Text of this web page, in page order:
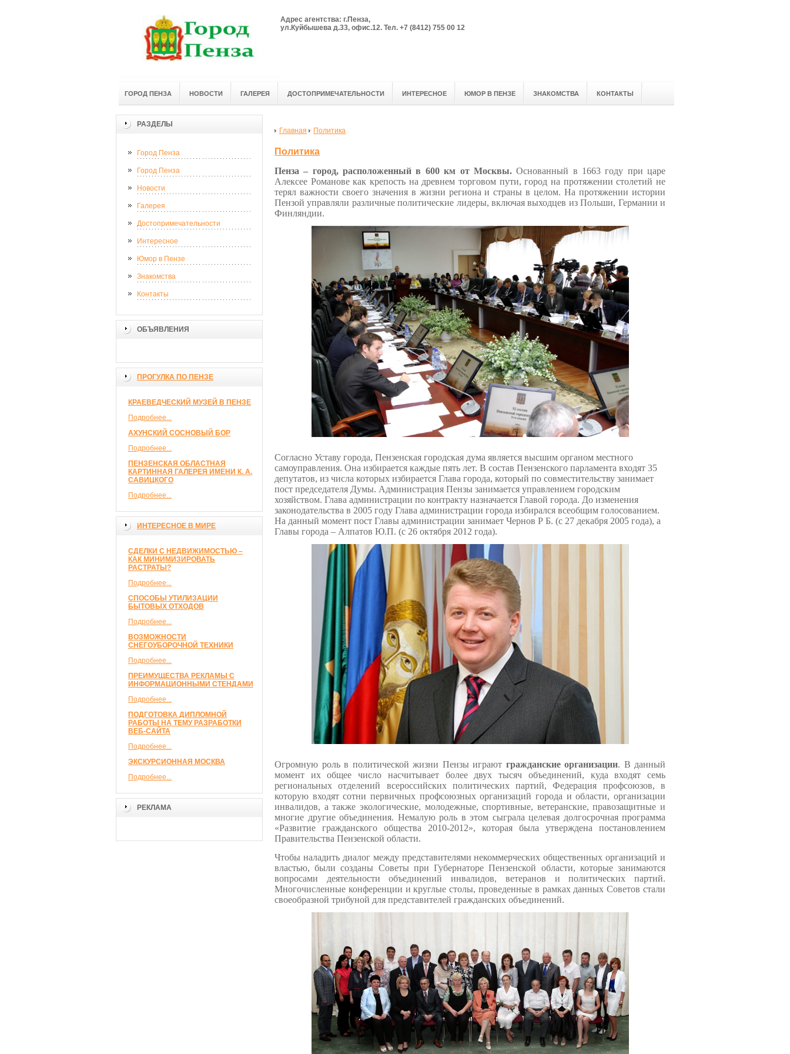
Адрес агентства: г.Пенза,
ул.Куйбышева д.33, офис.12. Тел. +7 (8412) 755 00 12
ГОРОД ПЕНЗА НОВОСТИ ГАЛЕРЕЯ ДОСТОПРИМЕЧАТЕЛЬНОСТИ ИНТЕРЕСНОЕ ЮМОР В ПЕНЗЕ ЗНАКОМСТВА КОНТАКТЫ
РАЗДЕЛЫ
Город Пенза
Город Пенза
Новости
Галерея
Достопримечательности
Интересное
Юмор в Пензе
Знакомства
Контакты
ОБЪЯВЛЕНИЯ
ПРОГУЛКА ПО ПЕНЗЕ
КРАЕВЕДЧЕСКИЙ МУЗЕЙ В ПЕНЗЕ
Подробнее...
АХУНСКИЙ СОСНОВЫЙ БОР
Подробнее...
ПЕНЗЕНСКАЯ ОБЛАСТНАЯ
КАРТИННАЯ ГАЛЕРЕЯ ИМЕНИ К. А.
САВИЦКОГО
Подробнее...
ИНТЕРЕСНОЕ В МИРЕ
СДЕЛКИ С НЕДВИЖИМОСТЬЮ –
КАК МИНИМИЗИРОВАТЬ
РАСТРАТЫ?
Подробнее...
СПОСОБЫ УТИЛИЗАЦИИ
БЫТОВЫХ ОТХОДОВ
Подробнее...
ВОЗМОЖНОСТИ
СНЕГОУБОРОЧНОЙ ТЕХНИКИ
Подробнее...
ПРЕИМУЩЕСТВА РЕКЛАМЫ С
ИНФОРМАЦИОННЫМИ СТЕНДАМИ
Подробнее...
ПОДГОТОВКА ДИПЛОМНОЙ
РАБОТЫ НА ТЕМУ РАЗРАБОТКИ
ВЕБ-САЙТА
Подробнее...
ЭКСКУРСИОННАЯ МОСКВА
Подробнее...
РЕКЛАМА
Главная Политика
Политика
Пенза – город, расположенный в 600 км от Москвы.Основанный в 1663 году при царе
Алексее Романовекак крепость на древнем торговом пути, город на протяжении столетий не
терял важности своего значения в жизни региона и страны в целом. На протяжении истории
Пензой управляли различные политические лидеры, включая выходцев из Польши, Германии и
Финляндии.
Согласно Уставу города, Пензенская городская дума является высшим органом местного
самоуправления. Она избирается каждые пять лет. В состав Пензенского парламента входят 35
депутатов, из числа которых избирается Глава города, который по совместительству занимает
пост председателя Думы. Администрация Пензы занимается управлением городским
хозяйством. Глава администрации по контракту назначается Главой города. До изменения
законодательства в 2005 году Глава администрации города избирался всеобщим голосованием.
На данный момент пост Главы администрации занимает Чернов Р Б. (с 27 декабря 2005 года), а
Главы города – Алпатов Ю.П. (с 26 октября 2012 года).
Огромную роль в политической жизни Пензы играют гражданские организации. В данный
момент их общее число насчитывает более двух тысяч объединений, куда входят семь
региональных отделений всероссийских политических партий, Федерация профсоюзов, в
которую входят сотни первичных профсоюзных организаций города и области, организации
инвалидов, а также экологические, молодежные, спортивные, ветеранские, правозащитные и
многие другие объединения. Немалую роль в этом сыграла целевая долгосрочная программа
«Развитие гражданского общества 2010-2012», которая была утверждена постановлением
Правительства Пензенской области.
Чтобы наладить диалог между представителями некоммерческих общественных организаций и
властью, были созданы Советы при Губернаторе Пензенской области, которые занимаются
вопросами деятельности объединений инвалидов, ветеранов и политических партий.
Многочисленные конференции и круглые столы, проведенные в рамках данных Советов стали
своеобразной трибуной для представителей гражданских объединений.